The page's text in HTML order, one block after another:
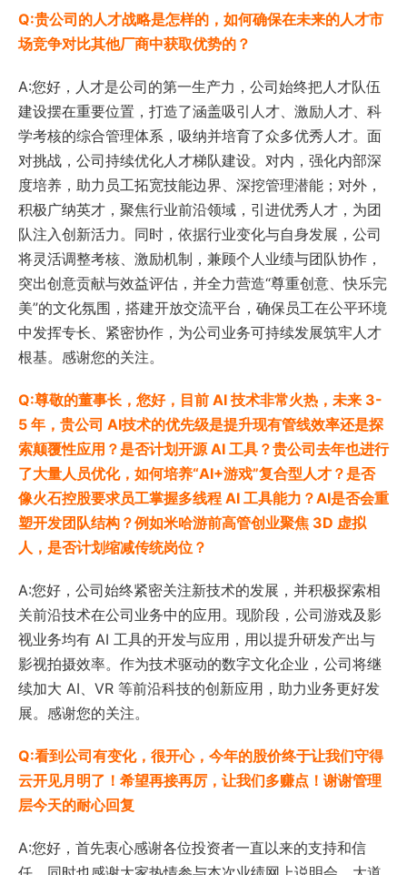
Q:贵公司的人才战略是怎样的，如何确保在未来的人才市
场竞争对比其他厂商中获取优势的？
A:您好，人才是公司的第一生产力，公司始终把人才队伍
建设摆在重要位置，打造了涵盖吸引人才、激励人才、科
学考核的综合管理体系，吸纳并培育了众多优秀人才。面
对挑战，公司持续优化人才梯队建设。对内，强化内部深
度培养，助力员工拓宽技能边界、深挖管理潜能；对外，
积极广纳英才，聚焦行业前沿领域，引进优秀人才，为团
队注入创新活力。同时，依据行业变化与自身发展，公司
将灵活调整考核、激励机制，兼顾个人业绩与团队协作，
突出创意贡献与效益评估，并全力营造“尊重创意、快乐完
美”的文化氛围，搭建开放交流平台，确保员工在公平环境
中发挥专长、紧密协作，为公司业务可持续发展筑牢人才
根基。感谢您的关注。
Q:尊敬的董事长，您好，目前 AI 技术非常火热，未来 3-
5 年，贵公司 AI技术的优先级是提升现有管线效率还是探
索颠覆性应用？是否计划开源 AI 工具？贵公司去年也进行
了大量人员优化，如何培养“AI+游戏”复合型人才？是否
像火石控股要求员工掌握多线程 AI 工具能力？AI是否会重
塑开发团队结构？例如米哈游前高管创业聚焦 3D 虚拟
人，是否计划缩减传统岗位？
A:您好，公司始终紧密关注新技术的发展，并积极探索相
关前沿技术在公司业务中的应用。现阶段，公司游戏及影
视业务均有 AI 工具的开发与应用，用以提升研发产出与
影视拍摄效率。作为技术驱动的数字文化企业，公司将继
续加大 AI、VR 等前沿科技的创新应用，助力业务更好发
展。感谢您的关注。
Q:看到公司有变化，很开心，今年的股价终于让我们守得
云开见月明了！希望再接再厉，让我们多赚点！谢谢管理
层今天的耐心回复
A:您好，首先衷心感谢各位投资者一直以来的支持和信